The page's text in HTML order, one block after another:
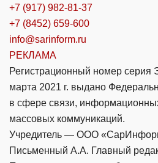
+7 (917) 982-81-37
+7 (8452) 659-600
info@sarinform.ru
РЕКЛАМА
Регистрационный номер
марта 2021 г. выдано
в сфере связи,
массовых коммуникаций.
Учредитель — ООО
Письменный А.А. Главный